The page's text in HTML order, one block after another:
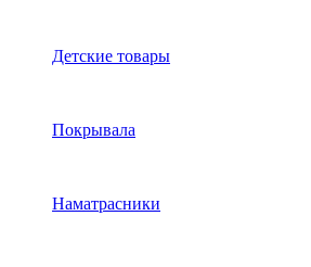
Детские товары
Покрывала
Наматрасники